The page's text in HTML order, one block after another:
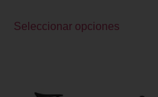
Seleccionar opciones